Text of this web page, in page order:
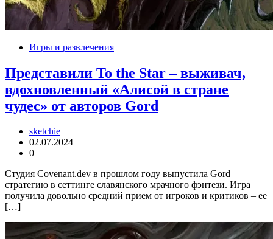
Игры и развлечения
Представили To the Star – выживач,
вдохновленный «Алисой в стране
чудес» от авторов Gord
sketchie
02.07.2024
0
Студия Covenant.dev в прошлом году выпустила Gord –
стратегию в сеттинге славянского мрачного фэнтези. Игра
получила довольно средний прием от игроков и критиков – ее
[…]